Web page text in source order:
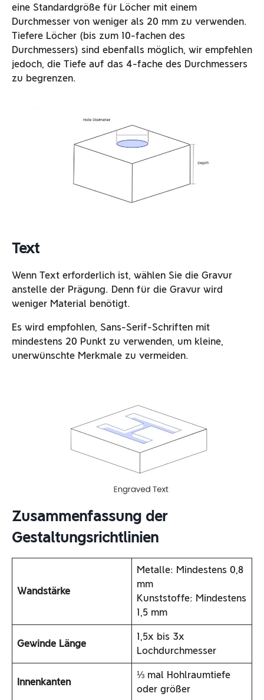
eine Standardgröße für Löcher mit einem
Durchmesser von weniger als 20 mm zu verwenden.
Tiefere Löcher (bis zum 10-fachen des
Durchmessers) sind ebenfalls möglich, wir empfehlen
jedoch, die Tiefe auf das 4-fache des Durchmessers
zu begrenzen.
Text
Wenn Text erforderlich ist, wählen Sie die Gravur
anstelle der Prägung. Denn für die Gravur wird
weniger Material benötigt.
Es wird empfohlen, Sans-Serif-Schriften mit
mindestens 20 Punkt zu verwenden, um kleine,
unerwünschte Merkmale zu vermeiden.
Zusammenfassung der
Gestaltungsrichtlinien
Wandstärke
Metalle: Mindestens 0,8
mm
Kunststoffe: Mindestens
1,5 mm
Gewinde Länge
1,5x bis 3x
Lochdurchmesser
Innenkanten
⅓ mal Hohlraumtiefe
oder größer